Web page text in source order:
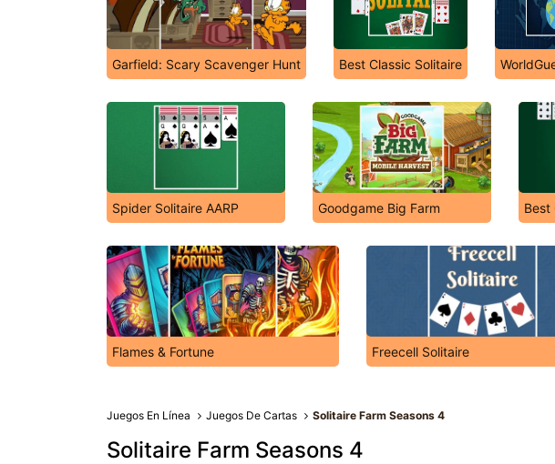
Garfield: Scary Scavenger Hunt Best Classic Solitaire
Spider Solitaire AARP Goodgame Big Farm Best
Flames & Fortune Freecell Solitaire
Juegos En Línea Juegos De Cartas Solitaire Farm Seasons 4
Solitaire Farm Seasons 4